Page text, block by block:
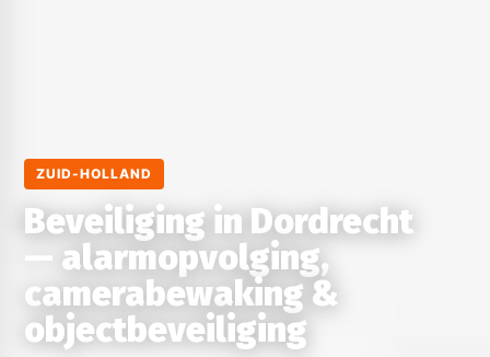
ZUID-HOLLAND
Beveiliging in Dordrecht
— alarmopvolging,
camerabewaking &
objectbeveiliging